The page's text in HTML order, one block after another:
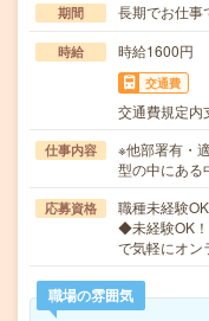
期間 長期でお仕事
時給 時給1600円
交通費
交通費規定内
仕事内容
※他部署有・
型の中にあ
応募資格
職種未経験
◆未経験OK
で気軽にオ
職場の雰囲気